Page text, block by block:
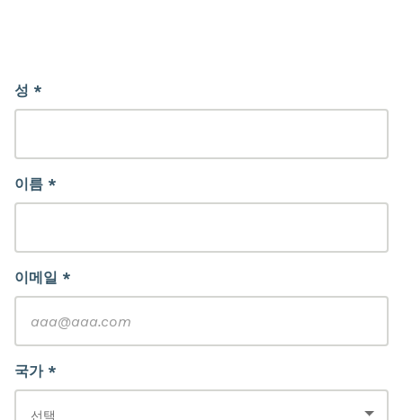
성 *
이름 *
이메일 *
국가 *